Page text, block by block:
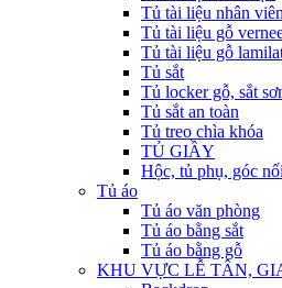
Tủ tài liệu nhân viên
Tủ tài liệu gỗ
Tủ tài liệu gỗ
Tủ sắt
Tủ locker gỗ, sắt
Tủ sắt an toàn
Tủ treo chìa khóa
TỦ GIẦY
Hộc, tủ phụ, góc nối
Tủ áo
Tủ áo văn phòng
Tủ áo bằng sắt
Tủ áo bằng gỗ
KHU VỰC LỄ TÂN,